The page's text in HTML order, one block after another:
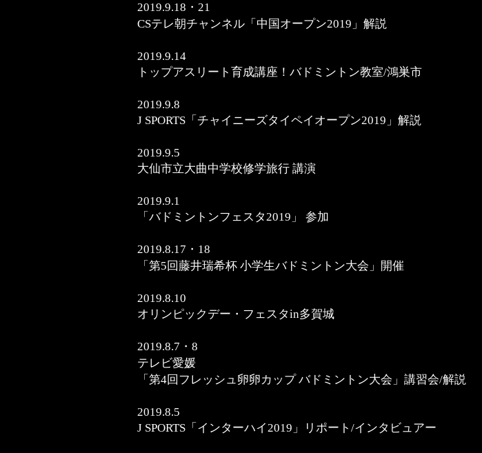
2019.9.18・21
CSテレ朝チャンネル「中国オープン2019」解説
2019.9.14
トップアスリート育成講座！バドミントン教室/鴻巣市
2019.9.8
J SPORTS「チャイニーズタイペイオープン2019」解説
2019.9.5
大仙市立大曲中学校修学旅行 講演
2019.9.1
「バドミントンフェスタ2019」 参加
2019.8.17・18
「第5回藤井瑞希杯 小学生バドミントン大会」開催
2019.8.10
オリンピックデー・フェスタin多賀城
2019.8.7・8
テレビ愛媛
「第4回フレッシュ卵卵カップ バドミントン大会」講習会/解説
2019.8.5
J SPORTS「インターハイ2019」リポート/インタビュアー